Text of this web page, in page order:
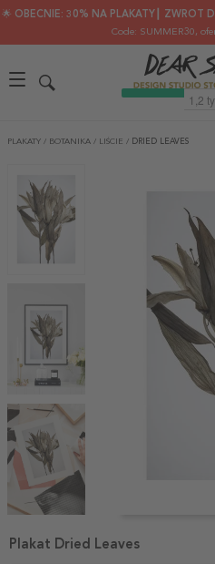
🌟 OBECNIE: 30% NA PLAKATY┃ ZWROT
Code: SUMMER30,
PLAKATY / BOTANIKA / LIŚCIE / DRIED LEAVES
1
Plakat Dried Leaves